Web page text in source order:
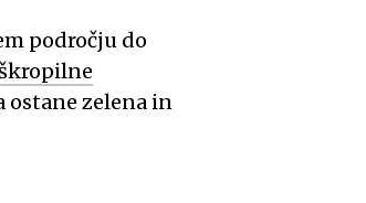
področju do
ostane zelena in